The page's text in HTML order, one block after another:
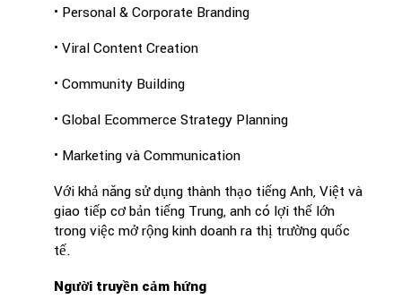
• Personal & Corporate Branding
• Viral Content Creation
• Community Building
• Global Ecommerce Strategy Planning
• Marketing và Communication
Với khả năng sử dụng thành thạo tiếng Anh, Việt và
giao tiếp cơ bản tiếng Trung, anh có lợi thế lớn
trong việc mở rộng kinh doanh ra thị trường quốc
tế.
Người truyền cảm hứng